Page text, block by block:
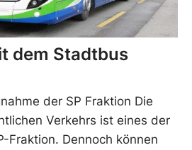
dem Stadtbus
der SP Fraktion Die
Verkehrs ist eines der
Fraktion. Dennoch können